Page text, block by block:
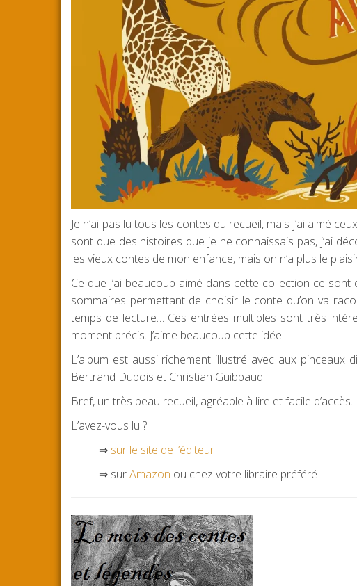
Je n’ai pas lu tous les contes du recueil, mais j’ai aimé
sont que des histoires que je ne connaissais pas, j’ai
les vieux contes de mon enfance, mais on n’a plus le
Ce que j’ai beaucoup aimé dans cette collection ce
sommaires permettant de choisir le conte qu’on va
temps de lecture… Ces entrées multiples sont très
moment précis. J’aime beaucoup cette idée.
L’album est aussi richement illustré avec aux pinceaux
Bertrand Dubois et Christian Guibbaud.
Bref, un très beau recueil, agréable à lire et facile d’accès.
L’avez-vous lu ?
⇒ sur le site de l’éditeur
⇒ surAmazon ou chez votre libraire préféré